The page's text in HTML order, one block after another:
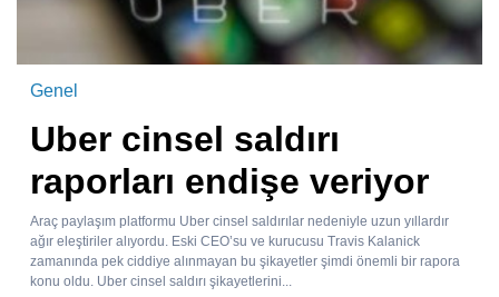
Genel
Uber cinsel saldırı
raporları endişe veriyor
Araç paylaşım platformu Uber cinsel saldırılar nedeniyle uzun yıllardır
ağır eleştiriler alıyordu. Eski CEO’su ve kurucusu Travis Kalanick
zamanında pek ciddiye alınmayan bu şikayetler şimdi önemli bir rapora
konu oldu. Uber cinsel saldırı şikayetlerini...